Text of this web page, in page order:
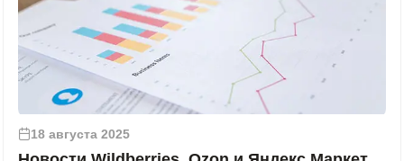
18 августа 2025